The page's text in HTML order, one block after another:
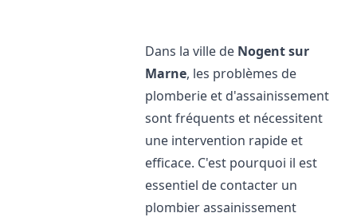
Dans la ville de Nogent sur
Marne, les problèmes de
plomberie et d'assainissement
sont fréquents et nécessitent
une intervention rapide et
efficace. C'est pourquoi il est
essentiel de contacter un
plombier assainissement